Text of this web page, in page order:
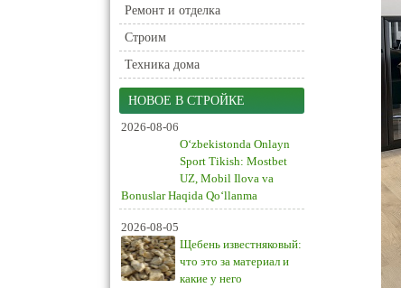
Ремонт и отделка
Строим
Техника дома
НОВОЕ В СТРОЙКЕ
2026-08-06
O‘zbekistonda Onlayn
Sport Tikish: Mostbet
UZ, Mobil Ilova va
Bonuslar Haqida Qo‘llanma
2026-08-05
Щебень известняковый:
что это за материал и
какие у него